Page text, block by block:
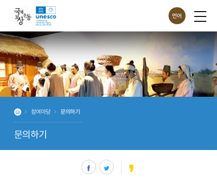
언어
ENG
CHN
JPN
문의하기
참여마당 문의하기